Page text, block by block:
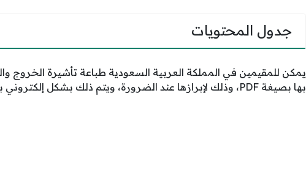
جدول المحتويات
يمكن للمقيمين في المملكة العربية السعودية طباعة تأشيرة الخروج
بها بصيغة PDF، وذلك لإبرازها عند الضرورة، ويتم ذلك بشكل إلكتروني بالكامل عبر منصة مقيم الرقمية.